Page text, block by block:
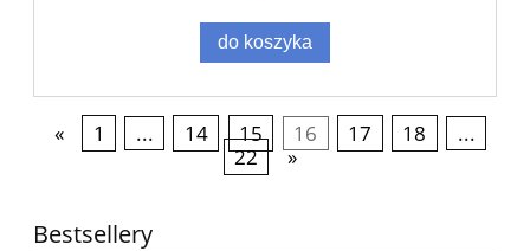
do koszyka
« 1 ... 14 15 16 17 18
...
22
»
Bestsellery